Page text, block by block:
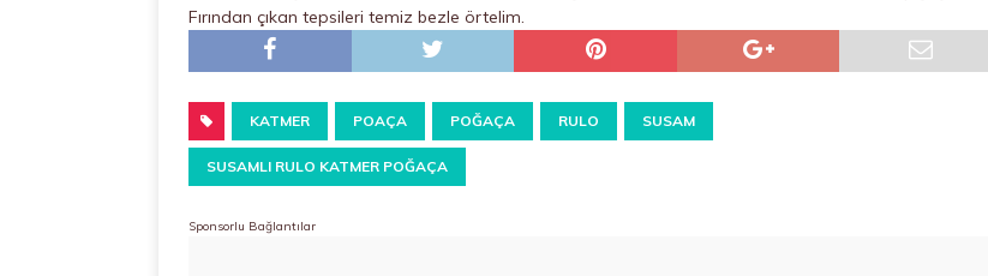
Fırından çıkan tepsileri temiz bezle örtelim.
KATMER POAÇA POĞAÇA RULO SUSAM
SUSAMLI RULO KATMER POĞAÇA
Sponsorlu Bağlantılar